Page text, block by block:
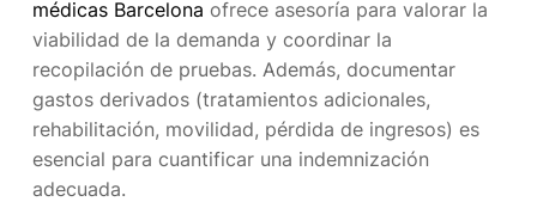
médicas Barcelona ofrece asesoría para valorar la
viabilidad de la demanda y coordinar la
recopilación de pruebas. Además, documentar
gastos derivados (tratamientos adicionales,
rehabilitación, movilidad, pérdida de ingresos) es
esencial para cuantificar una indemnización
adecuada.